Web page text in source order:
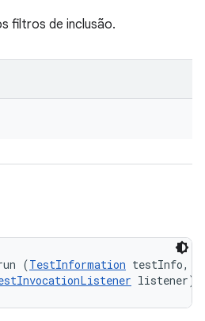
filtros de inclusão.
(TestInformation testInfo,
listener)